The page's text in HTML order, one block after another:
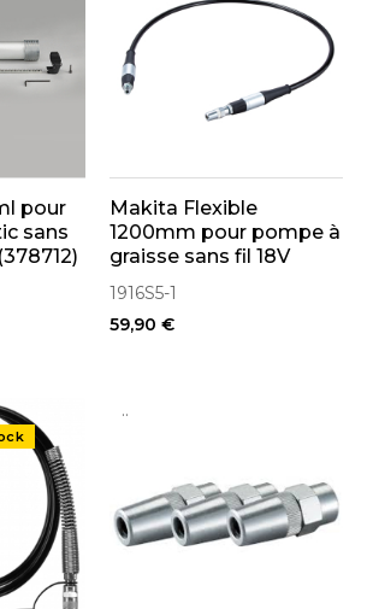
pour
sans
Makita Flexible
1200mm pour pompe à
graisse sans fil 18V
DGP180 (1916S5-1)
1916S5-1
59,90 €
..